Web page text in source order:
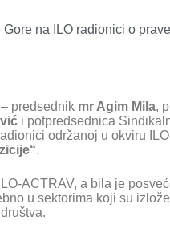
na ILO radionici o
– predsednik mr Agim Mila,
i potpredsednica
održanoj u okviru
.
ACTRAV, a bila je
u sektorima koji su